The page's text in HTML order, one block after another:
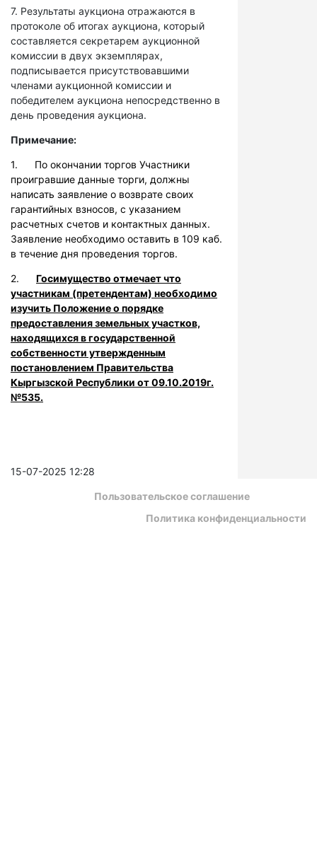
7. Результаты аукциона отражаются в
протоколе об итогах аукциона, который
составляется секретарем аукционной
комиссии в двух экземплярах,
подписывается присутствовавшими
членами аукционной комиссии и
победителем аукциона непосредственно в
день проведения аукциона.
Примечание:
1. По окончании торгов Участники
проигравшие данные торги, должны
написать заявление о возврате своих
гарантийных взносов, с указанием
расчетных счетов и контактных данных.
Заявление необходимо оставить в 109 каб.
в течение дня проведения торгов.
2. Госимущество отмечает что
участникам (претендентам) необходимо
изучить Положение о порядке
предоставления земельных участков,
находящихся в государственной
собственности утвержденным
постановлением Правительства
Кыргызской Республики от 09.10.2019г.
№535.
15-07-2025 12:28
Пользовательское соглашение
Политика конфиденциальности